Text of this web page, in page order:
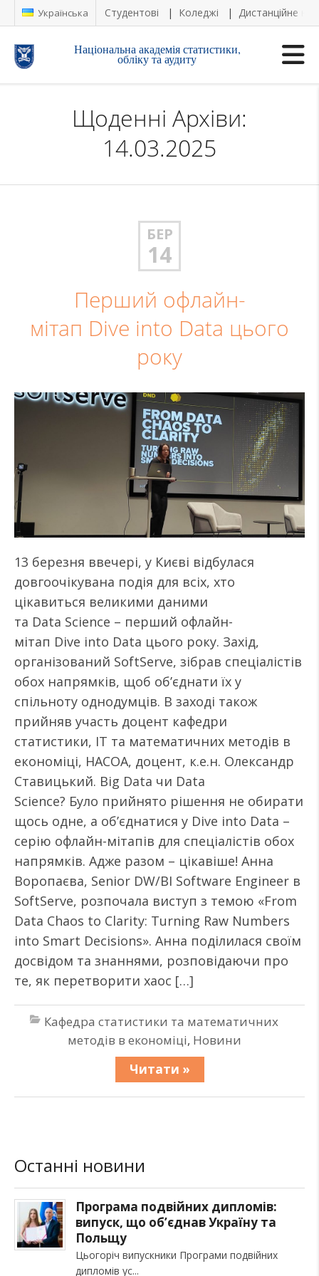
Українська Студентові Коледжі Дистанційне
Національна академія статистики,
обліку та аудиту
Щоденні Архіви:
14.03.2025
БЕР
14
Перший офлайн-
мітап Dive into Data цього
року
13 березня ввечері, у Києві відбулася
довгоочікувана подія для всіх, хто
цікавиться великими даними
та Data Science – перший офлайн-
мітап Dive into Data цього року. Захід,
організований SoftServe, зібрав спеціалістів
обох напрямків, щоб об’єднати їх у
спільноту однодумців. В заході також
прийняв участь доцент кафедри
статистики, ІТ та математичних методів в
економіці, НАСОА, доцент, к.е.н. Олександр
Ставицький. Big Data чи Data
Science? Було прийнято рішення не обирати
щось одне, а об’єднатися у Dive into Data –
серію офлайн-мітапів для спеціалістів обох
напрямків. Адже разом – цікавіше! Анна
Воропаєва, Senior DW/BI Software Engineer в
SoftServe, розпочала виступ з темою «From
Data Chaos to Clarity: Turning Raw Numbers
into Smart Decisions». Анна поділилася своїм
досвідом та знаннями, розповідаючи про
те, як перетворити хаос […]
Кафедра статистики та математичних
методів в економіці, Новини
Читати »
Останні новини
Програма подвійних дипломів:
випуск, що об’єднав Україну та
Польщу
Цьогоріч випускники Програми подвійних
дипломів ус